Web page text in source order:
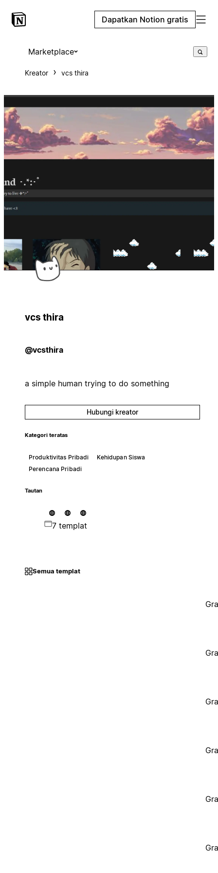
Dapatkan Notion gratis
Marketplace
Kreator vcs thira
vcs thira
@vcsthira
a simple human trying to do something
Hubungi kreator
Kategori teratas
Produktivitas Pribadi
Kehidupan Siswa
Perencana Pribadi
Tautan
7 templat
Semua templat